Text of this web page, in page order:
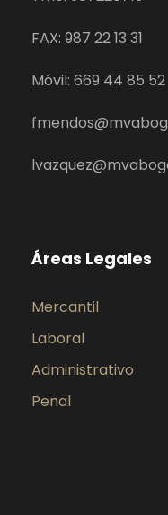
FAX: 987 22 13 31
Móvil: 669 44 85 52
Áreas Legales
Mercantil
Laboral
Administrativo
Penal